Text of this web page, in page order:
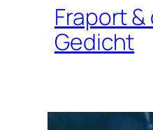
Fraport
Gedicht